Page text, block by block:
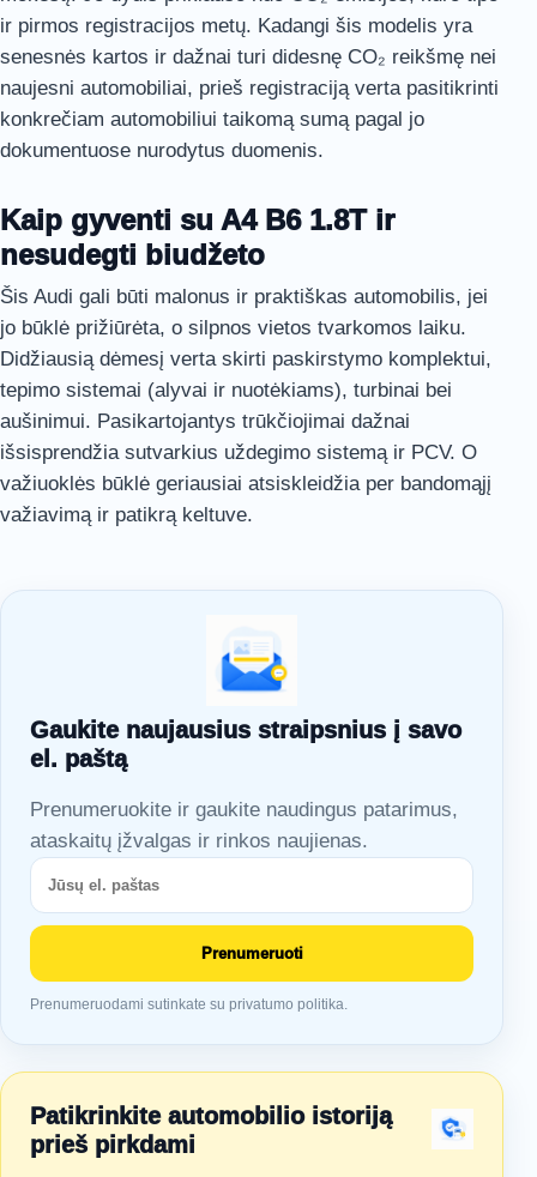
ir pirmos registracijos metų. Kadangi šis modelis yra
senesnės kartos ir dažnai turi didesnę CO₂ reikšmę nei
naujesni automobiliai, prieš registraciją verta pasitikrinti
konkrečiam automobiliui taikomą sumą pagal jo
dokumentuose nurodytus duomenis.
Kaip gyventi su A4 B6 1.8T ir
nesudegti biudžeto
Šis Audi gali būti malonus ir praktiškas automobilis, jei
jo būklė prižiūrėta, o silpnos vietos tvarkomos laiku.
Didžiausią dėmesį verta skirti paskirstymo komplektui,
tepimo sistemai (alyvai ir nuotėkiams), turbinai bei
aušinimui. Pasikartojantys trūkčiojimai dažnai
išsisprendžia sutvarkius uždegimo sistemą ir PCV. O
važiuoklės būklė geriausiai atsiskleidžia per bandomąjį
važiavimą ir patikrą keltuve.
Gaukite naujausius straipsnius į savo
el. paštą
Prenumeruokite ir gaukite naudingus patarimus,
ataskaitų įžvalgas ir rinkos naujienas.
Prenumeruoti
Prenumeruodami sutinkate su privatumo politika.
Patikrinkite automobilio istoriją
prieš pirkdami